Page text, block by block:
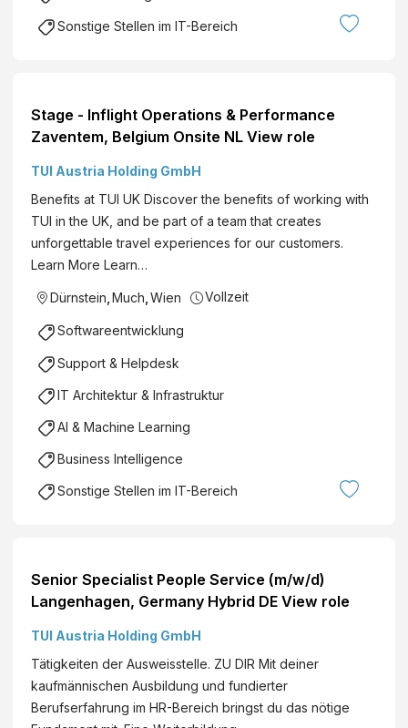
Sonstige Stellen im IT-Bereich
Stage - Inflight Operations & Performance
Zaventem, Belgium Onsite NL View role
TUI Austria Holding GmbH
Benefits at TUI UK Discover the benefits of working with
TUI in the UK, and be part of a team that creates
unforgettable travel experiences for our customers.
Learn More Learn…
Dürnstein Much Wien Vollzeit
Softwareentwicklung
Support & Helpdesk
IT Architektur & Infrastruktur
AI & Machine Learning
Business Intelligence
Sonstige Stellen im IT-Bereich
Senior Specialist People Service (m/w/d)
Langenhagen, Germany Hybrid DE View role
TUI Austria Holding GmbH
Tätigkeiten der Ausweisstelle. ZU DIR Mit deiner
kaufmännischen Ausbildung und fundierter
Berufserfahrung im HR-Bereich bringst du das nötige